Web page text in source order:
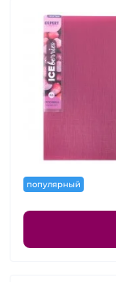
популярный